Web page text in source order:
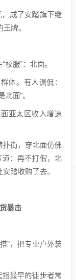
成了安踏旗下继
牌。
服”：北面。
体。有人调侃：
面”。
亚太区收入增速
扑街，穿北面仿佛
道：再不打假，北
踏收购了去。
暴击
”，把专业户外装
指最早的徒步者常